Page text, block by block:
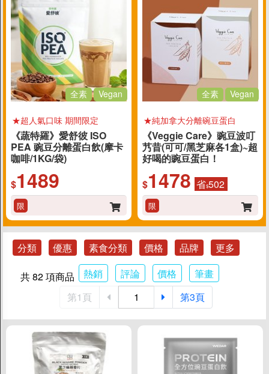
寵物
書籍影音
量販批發
小包裝
惜福|即期
促銷
食品
父親節蛋糕88折
休閒食品
餅乾/酥餅
素肉乾/豆干/蒟蒻
即食海苔
蔬果乾/蜜餞
糖果/果凍/巧克力
料理食材
調理包/醬菜/罐頭
全素 Vegan
★超人氣口味 期間限定
《蔬特羅》愛舒彼 ISO
PEA 豌豆分離蛋白飲(摩卡
咖啡/1KG/袋)
$1489
限
全素 Vegan
★純加拿大分離碗豆蛋白
《Veggie Care》豌豆波叮
艿昔(可可/黑芝麻各1盒)~超
好喝的豌豆蛋白！
$1478 省$502
限
分類 優惠 素食分類 價格 品牌 更多
共 82 項商品 熱銷 評論 價格
筆畫
第1頁
第3頁